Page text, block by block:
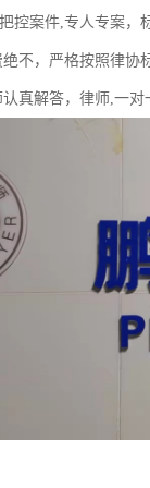
控案件,专人专案，
不，严格按照律
真解答，律师,一对